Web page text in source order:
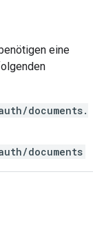
eine
documents.
documents